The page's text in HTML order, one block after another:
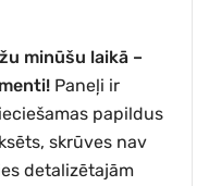
minūšu laikā –
Paneļi ir
papildus
skrūves nav
detalizētajām